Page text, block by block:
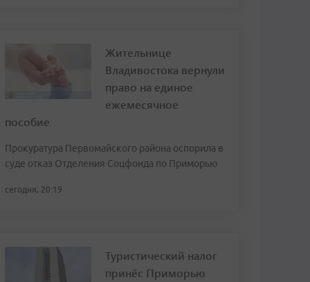
Жительнице
Владивостока вернули
право на единое
ежемесячное
пособие
Прокуратура Первомайского района оспорила в
суде отказ Отделения Соцфонда по Приморью
сегодня, 20:19
Туристический налог
принёс Приморью